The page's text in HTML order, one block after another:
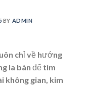
BY ADMIN
chỉ về hướng
la bàn để tìm
không gian, kim